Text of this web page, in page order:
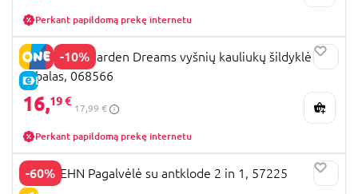
Perkant papildomą prekę internetu
-10%
E-KAINA
BABYFEHN Garden Dreams vyšnių kauliukų šildyklė
vabalas, 068566
16,19 €
17,99 €
Perkant papildomą prekę internetu
-60%
BABYFEHN Pagalvėlė su antklode 2 in 1, 57225